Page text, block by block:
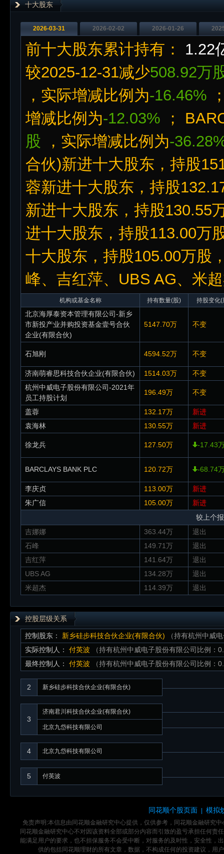
十大股东
2026-03-31 2026-02-02 2026-01-26
前十大股东累计持有： 1.22
较2025-12-31减少508.92万
，实际增减比例为-16.46%
增减比例为-12.03% ；
股 ，实际增减比例为-
合伙)新进十大股东，持股
蓉新进十大股东，持股
新进十大股东，持股130.55
进十大股东，持股113.00万
十大股东，持股105.00万股
峰、吉红萍、UBS AG、米
机构或基金名称 持有数量(股) 持股变化(
北京海厚泰资本管理有限公司-新乡
市新投产业并购投资基金壹号合伙
企业(有限合伙)
5147.70万 不变
石旭刚 4594.52万 不变
济南萌睿思科技合伙企业(有限合伙) 1514.03万
不变
杭州中威电子股份有限公司-2021年
员工持股计划
196.49万 不变
盖蓉 132.17万
新进
袁海林
130.55万 新进
徐龙兵 127.50万 -17.43
BARCLAYS BANK PLC 120.72万 -68.74
李庆贞 113.00万
新进
朱广信
105.00万
新进
较上个
吉娜娜
363.44万
退出
石峰
149.71万
退出
吉红萍
141.64万
退出
UBS AG
134.28万
退出
米超杰
114.39万 退出
控股层级关系
控制股东： 新乡硅步科技合伙企业(有限合伙)
（持有杭州中威
实际控制人：
付英波
（持有杭州中威电子股份有限公司比例：
最终控制人：
付英波 （持有杭州中威电子股份有限公司比例：
2 新乡硅步科技合伙企业(有限合伙)
3
济南君川科技合伙企业(有限合伙)
北京九岱科技有限公司
4 北京九岱科技有限公司
5 付英波
同花顺个股页面 模拟
免责声明:本信息由同花顺金融研究中心提供，仅供参考，同花顺金融研究
同花顺金融研究中心不对因该资料全部或部分内容而引致的盈亏承担任何
能满足用户的要求，也不担保服务不会受中断，对服务的及时性，安全性，
供的包括同花顺理财的所有文章，数据，不构成任何的投资建议，用